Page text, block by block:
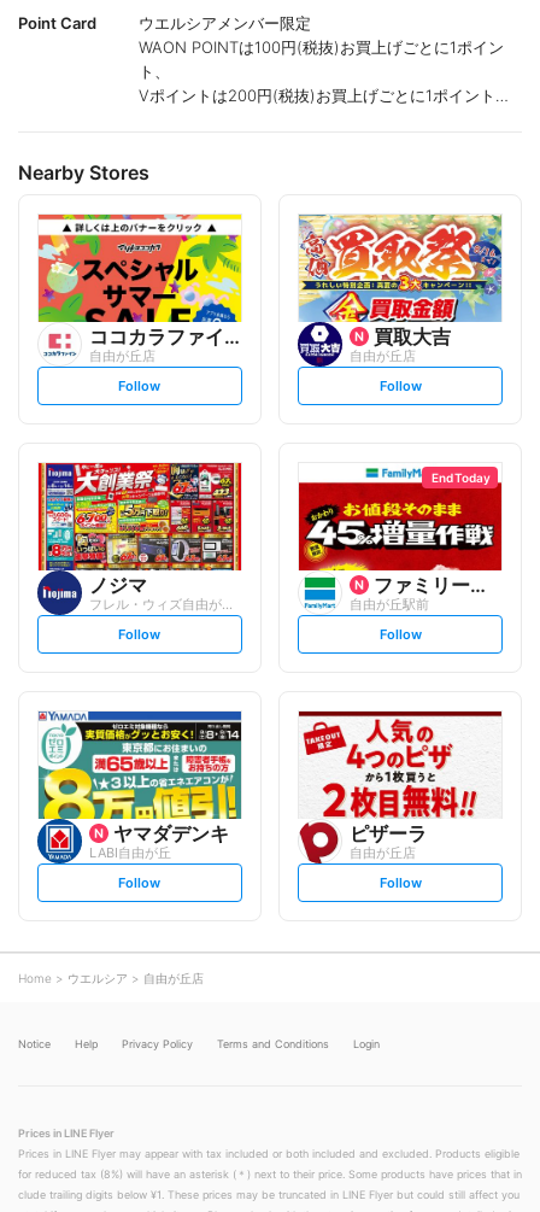
Point Card
ウエルシアメンバー限定
WAON POINTは100円(税抜)お買上げごとに1ポイン
ト、
Vポイントは200円(税抜)お買上げごとに1ポイント進
Nearby Stores
ココカラファイン
自由が丘店
s
t
l
o
w
Follow
買取大吉
自由が丘店
s
t
o
Follow
ノジマ
フレル・ウィズ自由が丘店
s
t
l
o
w
Follow
End Today
ファミリーマート
自由が丘駅前
s
t
l
o
w
Follow
ヤマダデンキ
LABI自由が丘
s
t
o
w
Follow
ピザーラ
自由が丘店
s
t
Follow
Home ウエルシア 自由が丘店
Notice Help Privacy Policy Terms and Conditions Login
Prices in LINE Flyer
Prices in LINE Flyer may appear with tax included or both included and excluded. Products eligible
for reduced tax (8%) will have an asterisk (＊) next to their price. Some products have prices that in
clude trailing digits below ¥1. These prices may be truncated in LINE Flyer but could still affect you